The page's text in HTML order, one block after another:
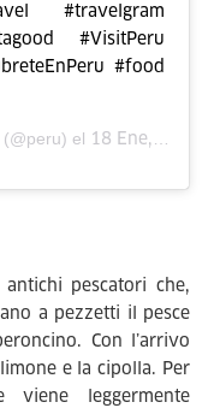
#travelgram
#VisitPeru
#food
(@peru) el 18 Ene, 2016 a las 8:59 PST
pescatori che,
a pezzetti il pesce
Con l’arrivo
e la cipolla. Per
viene leggermente